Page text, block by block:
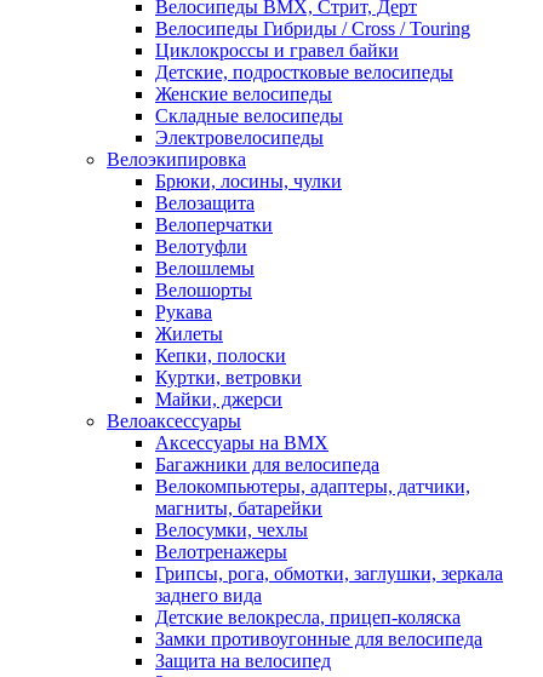
Велосипеды BMX, Стрит, Дерт
Велосипеды Гибриды / Cross / Touring
Циклокроссы и гравел байки
Детские, подростковые велосипеды
Женские велосипеды
Складные велосипеды
Электровелосипеды
Велоэкипировка
Брюки, лосины, чулки
Велозащита
Велоперчатки
Велотуфли
Велошлемы
Велошорты
Рукава
Жилеты
Кепки, полоски
Куртки, ветровки
Майки, джерси
Велоаксессуары
Аксессуары на BMX
Багажники для велосипеда
Велокомпьютеры, адаптеры, датчики,
магниты, батарейки
Велосумки, чехлы
Велотренажеры
Грипсы, рога, обмотки, заглушки, зеркала
заднего вида
Детские велокресла, прицеп-коляска
Замки противоугонные для велосипеда
Защита на велосипед